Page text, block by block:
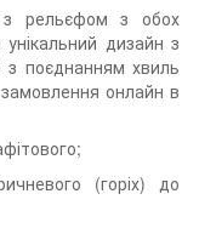
з рельєфом з обох
дизайн з
поєднанням хвиль
онлайн в
(горіх) до